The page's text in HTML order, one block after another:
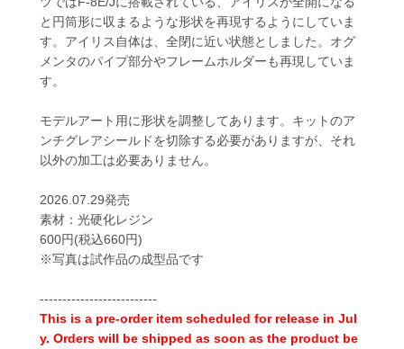
と円筒形に収まるような形状を再現するようにしていま
す。アイリス自体は、全閉に近い状態としました。オグ
メンタのパイプ部分やフレームホルダーも再現していま
す。
モデルアート用に形状を調整してあります。キットのア
ンチグレアシールドを切除する必要がありますが、それ
以外の加工は必要ありません。
2026.07.29発売
素材：光硬化レジン
600円(税込660円)
※写真は試作品の成型品です
--------------------------
This is a pre-order item scheduled for release in Jul
y. Orders will be shipped as soon as the product be